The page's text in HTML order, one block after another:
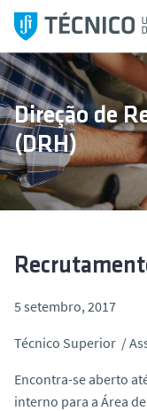
l
t
a
r
p
a
a
Direção de
(DRH)
5 setembro, 2017
Técnico Superior /
Encontra-se aberto
interno para a Área